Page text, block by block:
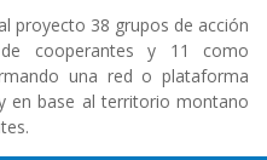
proyecto 38 grupos de acción
cooperantes y 11 como
una red o plataforma
en base al territorio montano